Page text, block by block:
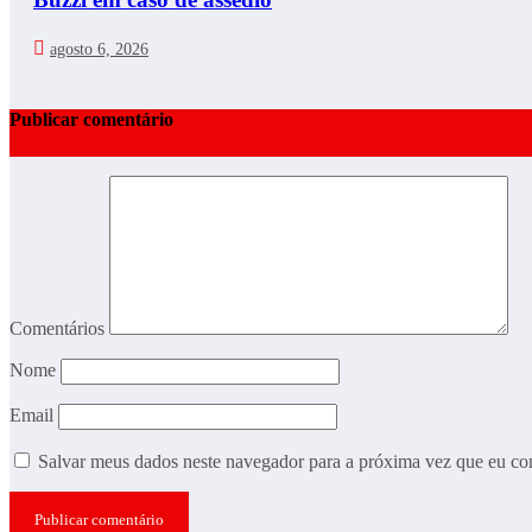
agosto 6, 2026
Publicar comentário
Comentários
Nome
Email
Salvar meus dados neste navegador para a próxima vez que eu